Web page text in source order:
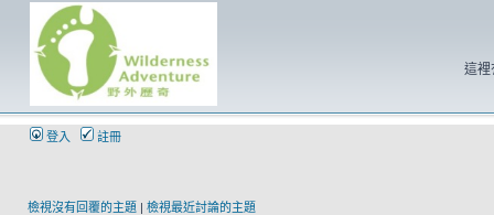
這裡
登入 註冊
檢視沒有回覆的主題 | 檢視最近討論的主題